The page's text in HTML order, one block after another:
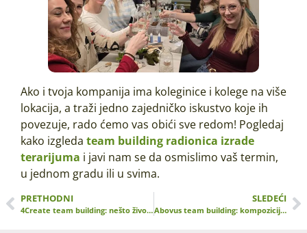
Ako i tvoja kompanija ima koleginice i kolege na više
lokacija, a traži jedno zajedničko iskustvo koje ih
povezuje, rado ćemo vas obići sve redom! Pogledaj
kako izgleda team building radionica izrade
terarijuma i javi nam se da osmislimo vaš termin,
u jednom gradu ili u svima.
PRETHODNI
4Create team building: nešto živo, daleko od ekrana
SLEDEĆI
Abovus team building: kompozicija pod staklom